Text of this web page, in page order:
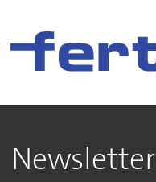
Newsletter